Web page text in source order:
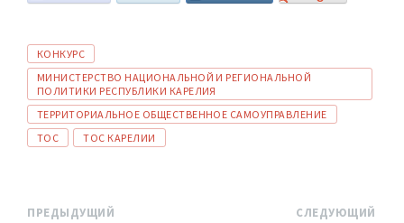
ТЕГИ:
КОНКУРС
МИНИСТЕРСТВО НАЦИОНАЛЬНОЙ И РЕГИОНАЛЬНОЙ
ПОЛИТИКИ РЕСПУБЛИКИ КАРЕЛИЯ
ТЕРРИТОРИАЛЬНОЕ ОБЩЕСТВЕННОЕ САМОУПРАВЛЕНИЕ
ТОС
ТОС КАРЕЛИИ
ПРЕДЫДУЩИЙ СЛЕДУЮЩИЙ